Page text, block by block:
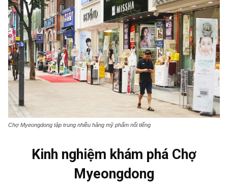
Chợ Myeongdong tập trung nhiều hãng mỹ phẩm nổi tiếng
Kinh nghiệm khám phá Chợ
Myeongdong